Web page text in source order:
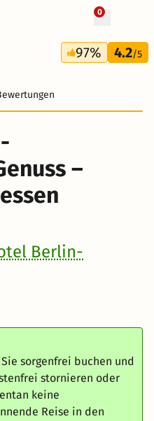
0
3 Tage
139 €
97% 4.2/5
–
Berlin-
sorgenfrei buchen und
stornieren oder
keine
Reise in den